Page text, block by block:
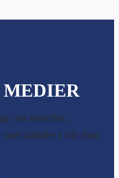
om matcher,
som händer i vår fina